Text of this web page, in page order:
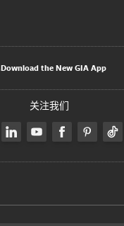
Download the New GIA App
关注我们